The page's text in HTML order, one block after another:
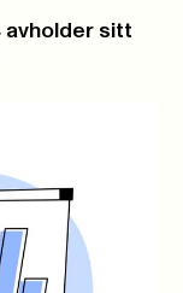
avholder sitt